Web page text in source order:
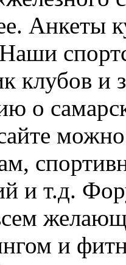
Анкеты
клубов и
о
и т.д.
и